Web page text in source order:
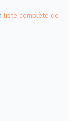
liste complète de